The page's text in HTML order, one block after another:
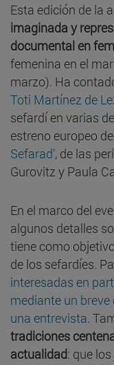
Esta edición de la
imaginada y
documental en
femenina en el
marzo). Ha
Toti Martínez de
sefardí en varias
estreno europeo
Sefarad’, de las
Gurovitz y Paula
En el marco del
algunos detalles
tiene como
de los sefardíes.
interesadas en
mediante un
una entrevista.
tradiciones
actualidad: que